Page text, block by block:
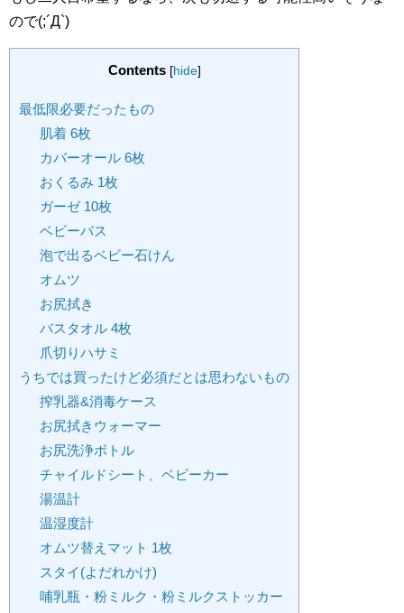
ので(;´Д`)
Contents [hide]
最低限必要だったもの
肌着 6枚
カバーオール 6枚
おくるみ 1枚
ガーゼ 10枚
ベビーバス
泡で出るベビー石けん
オムツ
お尻拭き
バスタオル 4枚
爪切りハサミ
うちでは買ったけど必須だとは思わないもの
搾乳器&消毒ケース
お尻拭きウォーマー
お尻洗浄ボトル
チャイルドシート、ベビーカー
湯温計
温湿度計
オムツ替えマット 1枚
スタイ(よだれかけ)
哺乳瓶・粉ミルク・粉ミルクストッカー